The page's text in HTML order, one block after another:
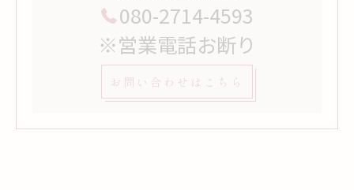
080-2714-4593
※営業電話お断り
お問い合わせはこちら